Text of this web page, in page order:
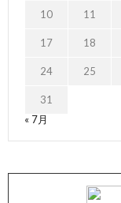
10 11
17 18
24 25
31
« 7月